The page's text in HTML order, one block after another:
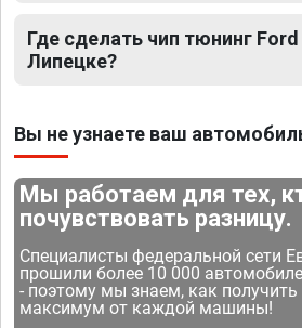
Где сделать чип тюнинг
Липецке?
Вы не узнаете ваш
Мы работаем для тех,
почувствовать разницу.
Специалисты федеральной сети
прошили более 10 000
- поэтому мы знаем, как
максимум от каждой машины!